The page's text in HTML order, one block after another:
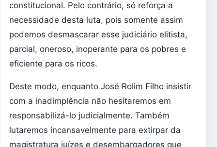
constitucional. Pelo contrário, só reforça a
necessidade desta luta, pois somente assim
podemos desmascarar esse judiciário elitista,
parcial, oneroso, inoperante para os pobres e
eficiente para os ricos.
Deste modo, enquanto José Rolim Filho insistir
com a inadimplência não hesitaremos em
responsabilizá-lo judicialmente. Também
lutaremos incansavelmente para extirpar da
magistratura juízes e desembargadores que